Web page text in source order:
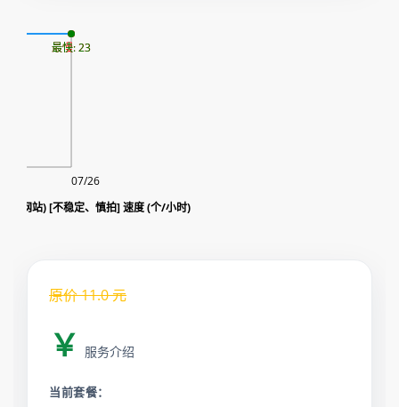
Google SEO 访问量(20s 留存网站) [不稳定、慎拍] 速度 (个/小时)
07/26
最慢: 23
最快: 23
原价11.0元
￥ 服务介绍
当前套餐：